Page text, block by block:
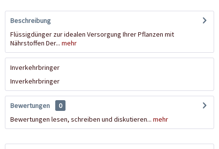
Beschreibung
Flüssigdünger zur idealen Versorgung Ihrer Pflanzen mit
Nährstoffen Der... mehr
Inverkehrbringer
Inverkehrbringer
Bewertungen
0
Bewertungen lesen, schreiben und diskutieren... mehr